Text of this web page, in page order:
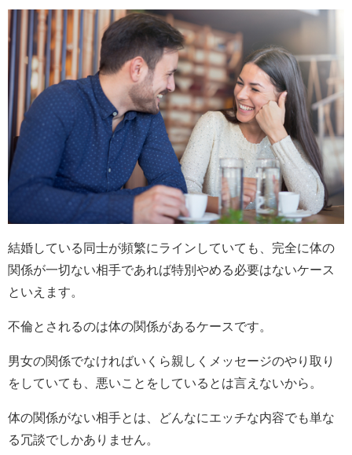
結婚している同士が頻繁にラインしていても、完全に体の
関係が一切ない相手であれば特別やめる必要はないケース
といえます。
不倫とされるのは体の関係があるケースです。
男女の関係でなければいくら親しくメッセージのやり取り
をしていても、悪いことをしているとは言えないから。
体の関係がない相手とは、どんなにエッチな内容でも単な
る冗談でしかありません。